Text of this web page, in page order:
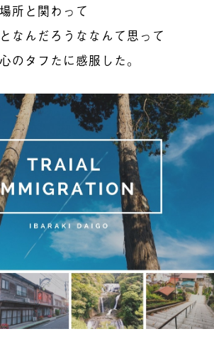
所と関わって
なんだろうななんて思って
のタフたに感服した。